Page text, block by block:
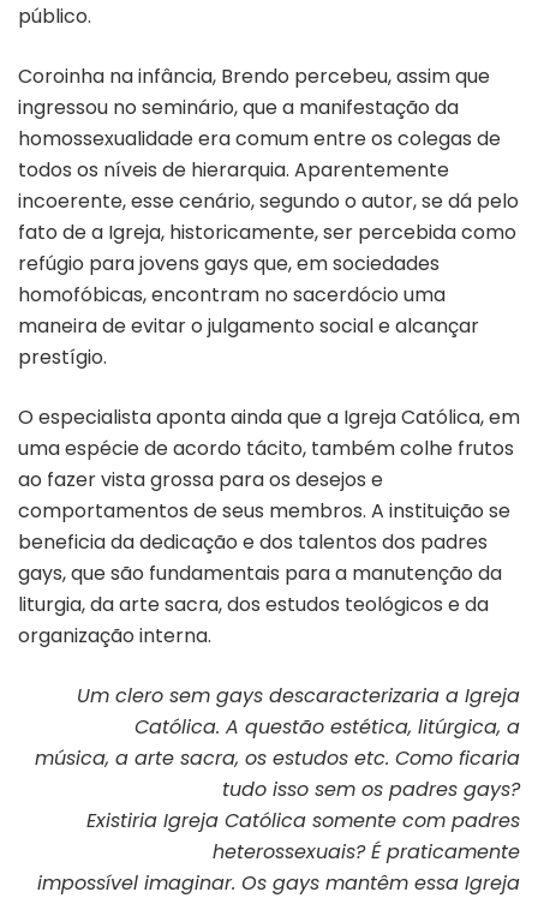
público.
Coroinha na infância, Brendo percebeu, assim que
ingressou no seminário, que a manifestação da
homossexualidade era comum entre os colegas de
todos os níveis de hierarquia. Aparentemente
incoerente, esse cenário, segundo o autor, se dá pelo
fato de a Igreja, historicamente, ser percebida como
refúgio para jovens gays que, em sociedades
homofóbicas, encontram no sacerdócio uma
maneira de evitar o julgamento social e alcançar
prestígio.
O especialista aponta ainda que a Igreja Católica, em
uma espécie de acordo tácito, também colhe frutos
ao fazer vista grossa para os desejos e
comportamentos de seus membros. A instituição se
beneficia da dedicação e dos talentos dos padres
gays, que são fundamentais para a manutenção da
liturgia, da arte sacra, dos estudos teológicos e da
organização interna.
Um clero sem gays descaracterizaria a Igreja
Católica. A questão estética, litúrgica, a
música, a arte sacra, os estudos etc. Como ficaria
tudo isso sem os padres gays?
Existiria Igreja Católica somente com padres
heterossexuais? É praticamente
impossível imaginar. Os gays mantêm essa Igreja